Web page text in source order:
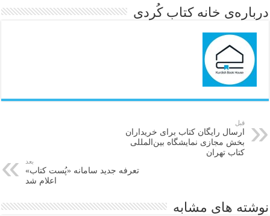
درباره‌ی خانه کتاب کُردی
قبل
ارسال رایگان کتاب برای خریداران
بخش مجازی نمایشگاه بین‌المللی
کتاب تهران
بعد
تعرفه جدید سامانه «پُست کتاب»
اعلام شد
نوشته های مشابه